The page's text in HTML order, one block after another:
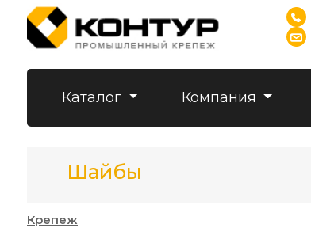
Каталог Компания
Шайбы
Крепеж